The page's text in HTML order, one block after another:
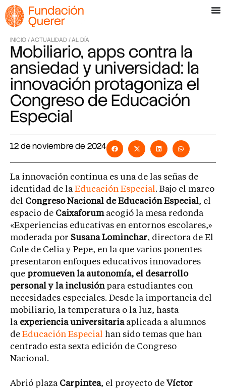
INICIO /ACTUALIDAD /AL DÍA
Mobiliario, apps contra la
ansiedad y universidad: la
innovación protagoniza el
Congreso de Educación
Especial
12 de noviembre de 2024
La innovación continua es una de las señas de
identidad de la Educación Especial. Bajo el marco
del Congreso Nacional de Educación Especial, el
espacio de Caixaforum acogió la mesa redonda
«Experiencias educativas en entornos escolares,»
moderada por Susana Lominchar, directora de El
Cole de Celia y Pepe, en la que varios ponentes
presentaron enfoques educativos innovadores
que promueven la autonomía, el desarrollo
personal y la inclusiónpara estudiantes con
necesidades especiales. Desde la importancia del
mobiliario, la temperatura o la luz, hasta
la experiencia universitaria aplicada a alumnos
de Educación Especial han sido temas que han
centrado esta sexta edición de Congreso
Nacional.
Abrió plaza Carpintea, el proyecto de Víctor